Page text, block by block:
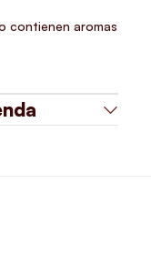
contienen aromas